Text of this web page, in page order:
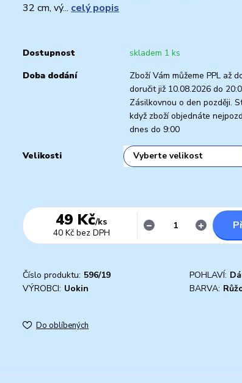
32 cm, vý... celý popis
Dostupnost
skladem 1 ks
Doba dodání
Zboží Vám můžeme PPL až
doručit již 10.08.2026 do
Zásilkovnou o den později.
když zboží objednáte
dnes do 9:00
Velikosti
49 Kč/ks
40 Kč bez DPH
Číslo produktu: 596/19 POHLAVÍ:
VÝROBCI: Uokin BARVA:
Do oblíbených